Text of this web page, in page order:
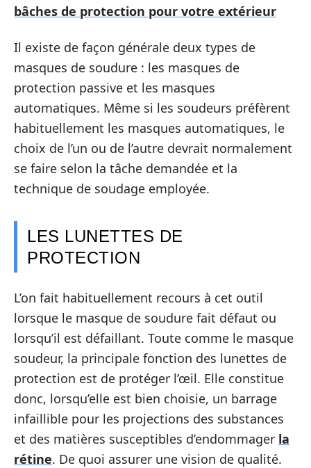
bâches de protection pour votre extérieur
Il existe de façon générale deux types de
masques de soudure : les masques de
protection passive et les masques
automatiques. Même si les soudeurs préfèrent
habituellement les masques automatiques, le
choix de l’un ou de l’autre devrait normalement
se faire selon la tâche demandée et la
technique de soudage employée.
LES LUNETTES DE
PROTECTION
L’on fait habituellement recours à cet outil
lorsque le masque de soudure fait défaut ou
lorsqu’il est défaillant. Toute comme le masque
soudeur, la principale fonction des lunettes de
protection est de protéger l’œil. Elle constitue
donc, lorsqu’elle est bien choisie, un barrage
infaillible pour les projections des substances
et des matières susceptibles d’endommager la
rétine. De quoi assurer une vision de qualité.